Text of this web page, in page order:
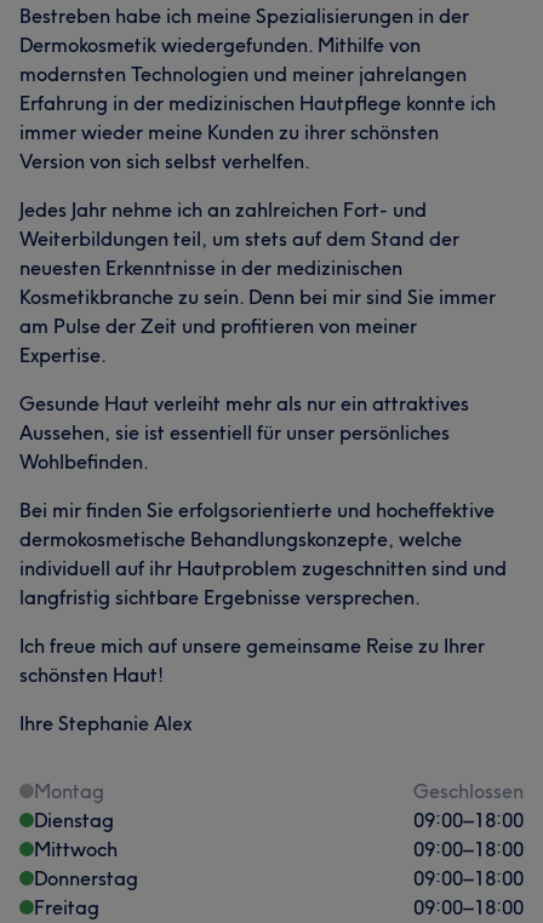
Bestreben habe ich meine Spezialisierungen in der
Dermokosmetik wiedergefunden. Mithilfe von
modernsten Technologien und meiner jahrelangen
Erfahrung in der medizinischen Hautpflege konnte ich
immer wieder meine Kunden zu ihrer schönsten
Version von sich selbst verhelfen.
Jedes Jahr nehme ich an zahlreichen Fort- und
Weiterbildungen teil, um stets auf dem Stand der
neuesten Erkenntnisse in der medizinischen
Kosmetikbranche zu sein. Denn bei mir sind Sie immer
am Pulse der Zeit und profitieren von meiner
Expertise.
Gesunde Haut verleiht mehr als nur ein attraktives
Aussehen, sie ist essentiell für unser persönliches
Wohlbefinden.
Bei mir finden Sie erfolgsorientierte und hocheffektive
dermokosmetische Behandlungskonzepte, welche
individuell auf ihr Hautproblem zugeschnitten sind und
langfristig sichtbare Ergebnisse versprechen.
Ich freue mich auf unsere gemeinsame Reise zu Ihrer
schönsten Haut!
Ihre Stephanie Alex
Montag
Geschlossen
Dienstag
09:00–18:00
Mittwoch
09:00–18:00
Donnerstag
09:00–18:00
Freitag
09:00–18:00